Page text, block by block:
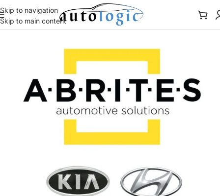
Skip to navigation
Skip to main content